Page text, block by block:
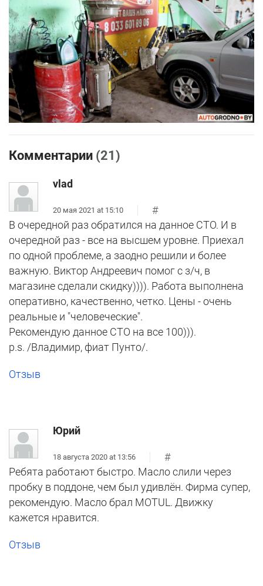
Комментарии (21)
vlad
20 мая 2021 at 15:10
#
В очередной раз обратился на данное СТО. И в
очередной раз - все на высшем уровне. Приехал
по одной проблеме, а заодно решили и более
важную. Виктор Андреевич помог с з/ч, в
магазине сделали скидку)))). Работа выполнена
оперативно, качественно, четко. Цены - очень
реальные и "человеческие".
Рекомендую данное СТО на все 100))).
p.s. /Владимир, фиат Пунто/.
Отзыв
Юрий
18 августа 2020 at 13:56
#
Ребята работают быстро. Масло слили через
пробку в поддоне, чем был удивлён. Фирма супер,
рекомендую. Масло брал MOTUL. Движку
кажется нравится.
Отзыв